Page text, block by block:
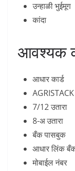
उन्हाळी भुईमूग
कांदा
आवश्यक
आधार कार्ड
7/12 उतारा
8-अ उतारा
बँक पासबुक
आधार लिंक
मोबाईल नंबर